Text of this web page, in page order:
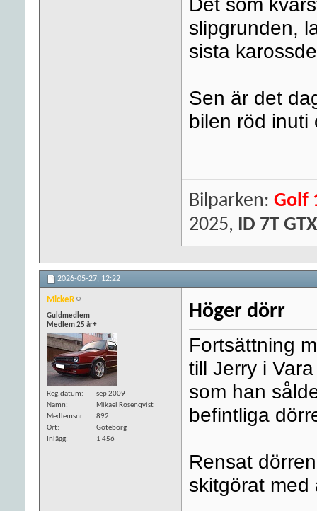
slipgrunden,
sista
Sen är det
bilen röd
Bilparken: Golf
2025, ID 7T GTX
2026-05-27, 12:22
MickeR
Guldmedlem
Medlem 25 år+
Reg.datum
sep 2009
Namn
Mikael Rosenqvist
Medlemsnr
892
Ort
Göteborg
Inlägg
1 456
Höger dörr
Fortsättning
till Jerry i
som han
befintliga
Rensat
skitgörat med